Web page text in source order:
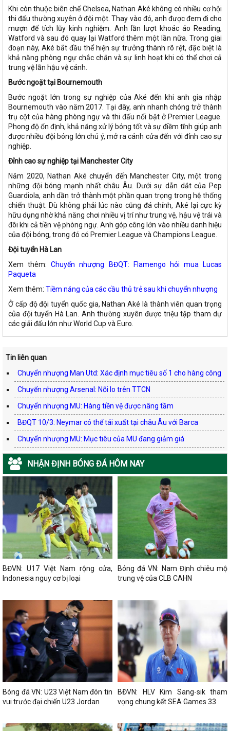
Khi còn thuộc biên chế Chelsea, Nathan Aké không có nhiều cơ hội
thi đấu thường xuyên ở đội một. Thay vào đó, anh được đem đi cho
mượn để tích lũy kinh nghiệm. Anh lần lượt khoác áo Reading,
Watford và sau đó quay lại Watford thêm một lần nữa. Trong giai
đoạn này, Aké bắt đầu thể hiện sự trưởng thành rõ rệt, đặc biệt là
khả năng phòng ngự chắc chắn và sự linh hoạt khi có thể chơi cả
trung vệ lẫn hậu vệ cánh.
Bước ngoặt tại Bournemouth
Bước ngoặt lớn trong sự nghiệp của Aké đến khi anh gia nhập
Bournemouth vào năm 2017. Tại đây, anh nhanh chóng trở thành
trụ cột của hàng phòng ngự và thi đấu nổi bật ở Premier League.
Phong độ ổn định, khả năng xử lý bóng tốt và sự điềm tĩnh giúp anh
được nhiều đội bóng lớn chú ý, mở ra cánh cửa đến với đỉnh cao sự
nghiệp.
Đỉnh cao sự nghiệp tại Manchester City
Năm 2020, Nathan Aké chuyển đến Manchester City, một trong
những đội bóng mạnh nhất châu Âu. Dưới sự dẫn dắt của Pep
Guardiola, anh dần trở thành một phần quan trọng trong hệ thống
chiến thuật. Dù không phải lúc nào cũng đá chính, Aké lại cực kỳ
hữu dụng nhờ khả năng chơi nhiều vị trí như trung vệ, hậu vệ trái và
đôi khi cả tiền vệ phòng ngự. Anh góp công lớn vào nhiều danh hiệu
của đội bóng, trong đó có Premier League và Champions League.
Đội tuyển Hà Lan
Xem thêm:Chuyển nhượng BĐQT: Flamengo hỏi mua Lucas
Paqueta
Xem thêm: Tiềm năng của các cầu thủ trẻ sau khi chuyển nhượng
Ở cấp độ đội tuyển quốc gia, Nathan Aké là thành viên quan trọng
của đội tuyển Hà Lan. Anh thường xuyên được triệu tập tham dự
các giải đấu lớn như World Cup và Euro.
Tin liên quan
Chuyển nhượng Man Utd: Xác định mục tiêu số 1 cho hàng công
Chuyển nhượng Arsenal: Nỗi lo trên TTCN
Chuyển nhượng MU: Hàng tiền vệ được nâng tầm
BĐQT 10/3: Neymar có thể tái xuất tại châu Âu với Barca
Chuyển nhượng MU: Mục tiêu của MU đang giảm giá
NHẬN ĐỊNH BÓNG ĐÁ HÔM NAY
BĐVN: U17 Việt Nam rộng cửa,
Indonesia nguy cơ bị loại
Bóng đá VN: Nam Định chiêu mộ
trung vệ của CLB CAHN
Bóng đá VN: U23 Việt Nam đón tin
vui trước đại chiến U23 Jordan
BĐVN: HLV Kim Sang-sik tham
vọng chung kết SEA Games 33